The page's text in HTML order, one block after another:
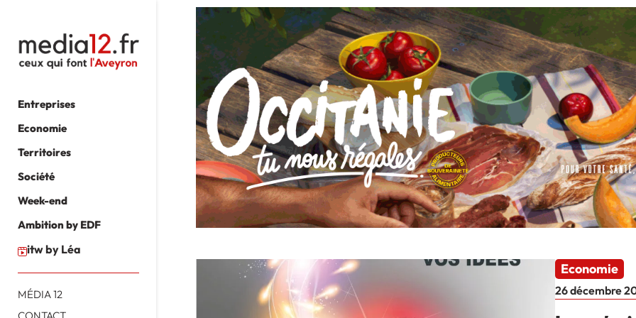
Entreprises
Economie
Territoires
Société
Week-end
Ambition by EDF
itw by Léa
MÉDIA 12
Economie
26 décembre